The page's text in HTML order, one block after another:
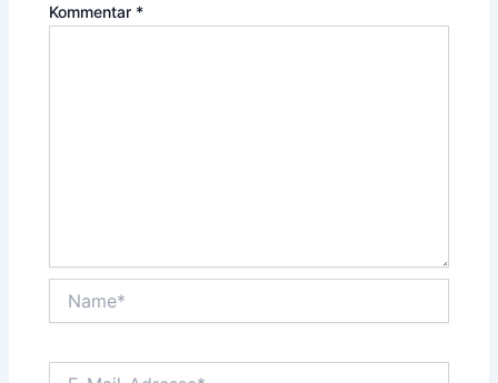
Kommentar *